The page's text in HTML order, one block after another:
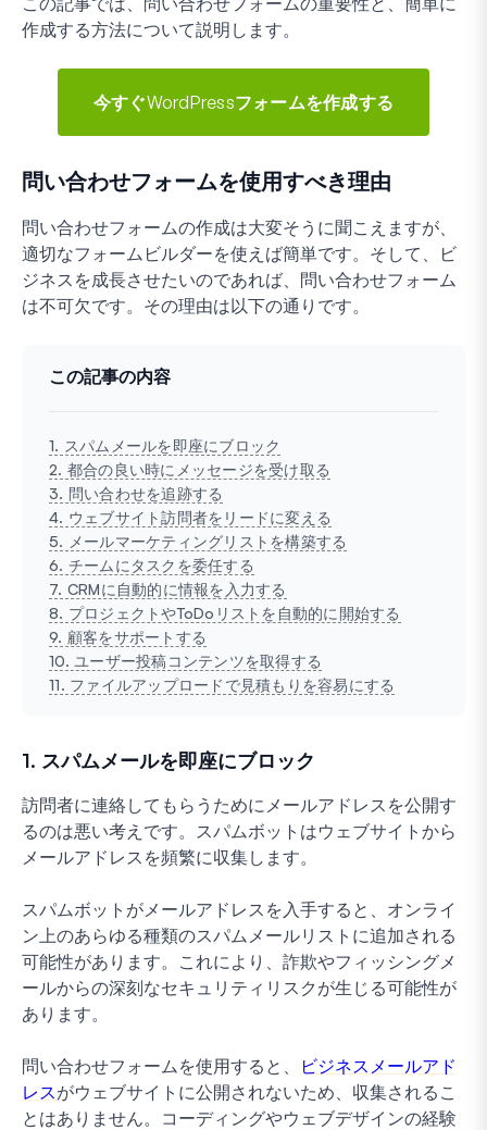
作成する方法について説明します。
今すぐWordPressフォームを作成する
問い合わせフォームを使用すべき理由
問い合わせフォームの作成は大変そうに聞こえますが、
適切なフォームビルダーを使えば簡単です。そして、ビ
ジネスを成長させたいのであれば、問い合わせフォーム
は不可欠です。その理由は以下の通りです。
この記事の内容
1. スパムメールを即座にブロック
2. 都合の良い時にメッセージを受け取る
3. 問い合わせを追跡する
4. ウェブサイト訪問者をリードに変える
5. メールマーケティングリストを構築する
6. チームにタスクを委任する
7. CRMに自動的に情報を入力する
8. プロジェクトやToDoリストを自動的に開始する
9. 顧客をサポートする
10. ユーザー投稿コンテンツを取得する
11. ファイルアップロードで見積もりを容易にする
1. スパムメールを即座にブロック
訪問者に連絡してもらうためにメールアドレスを公開す
るのは悪い考えです。スパムボットはウェブサイトから
メールアドレスを頻繁に収集します。
スパムボットがメールアドレスを入手すると、オンライ
ン上のあらゆる種類のスパムメールリストに追加される
可能性があります。これにより、詐欺やフィッシングメ
ールからの深刻なセキュリティリスクが生じる可能性が
あります。
問い合わせフォームを使用すると、
ビジネスメールアド
レスがウェブサイトに公開されないため、収集されるこ
とはありません。コーディングやウェブデザインの経験